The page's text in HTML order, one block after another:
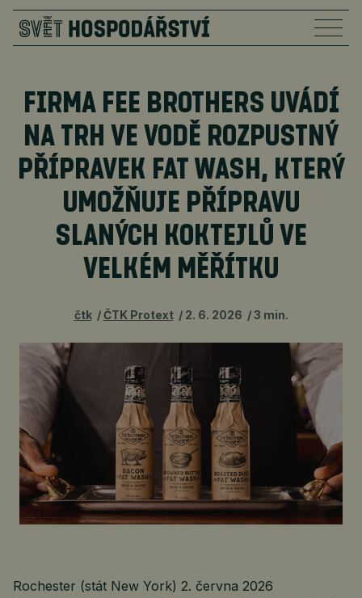
FIRMA FEE BROTHERS UVÁDÍ
NA TRH VE VODĚ ROZPUSTNÝ
PŘÍPRAVEK FAT WASH, KTERÝ
UMOŽŇUJE PŘÍPRAVU
SLANÝCH KOKTEJLŮ VE
VELKÉM MĚŘÍTKU
čtk ČTK Protext 2. 6. 2026 3 min.
Rochester (stát New York) 2. června 2026